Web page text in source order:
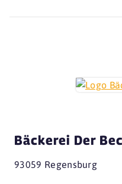
Bäckerei Der
93059 Regensburg